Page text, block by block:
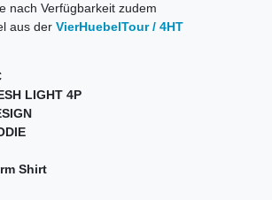
nach Verfügbarkeit zudem
aus der VierHuebelTour / 4HT
LIGHT 4P
Shirt